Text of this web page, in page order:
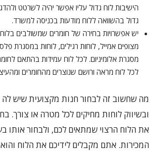
הישיבות לוח גדול עליו אפשר יהיה לשרטט
גדול בהשוואה ללוח מודעות בכניסה למשרד.
יש אפשרויות בחירה של חומרים שמשולבים
מצופים אמייל, לוחות רגילים, לוחות במסגרת
מסגרת אלומיניום. לכל לוח עמידות בהתאם
לכל לוח מראה ורושם שנוצרים מהחומרים
מה שחשוב זה לבחור חנות מקצועית שיש לה
ובשיווק לוחות מחיקים לכל מטרה או צורך.
את הלוח הרצוי שמתאים לכם, ולבחור אותו
המכירות. אתם מקבלים לידיכם את הלוח